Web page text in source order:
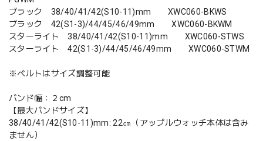
ブラック 38/40/41/42(S10-11)mm XWC060-BKWS
ブラック 42(S1-3)/44/45/46/49mm XWC060-BKWM
スターライト 38/40/41/42(S10-11)mm XWC060-STWS
スターライト 42(S1-3)/44/45/46/49mm XWC060-STWM
※ベルトはサイズ調整可能
バンド幅：２cm
【最大バンドサイズ】
38/40/41/42(S10-11)mm: 22㎝（アップルウォッチ本体は含み
ません）